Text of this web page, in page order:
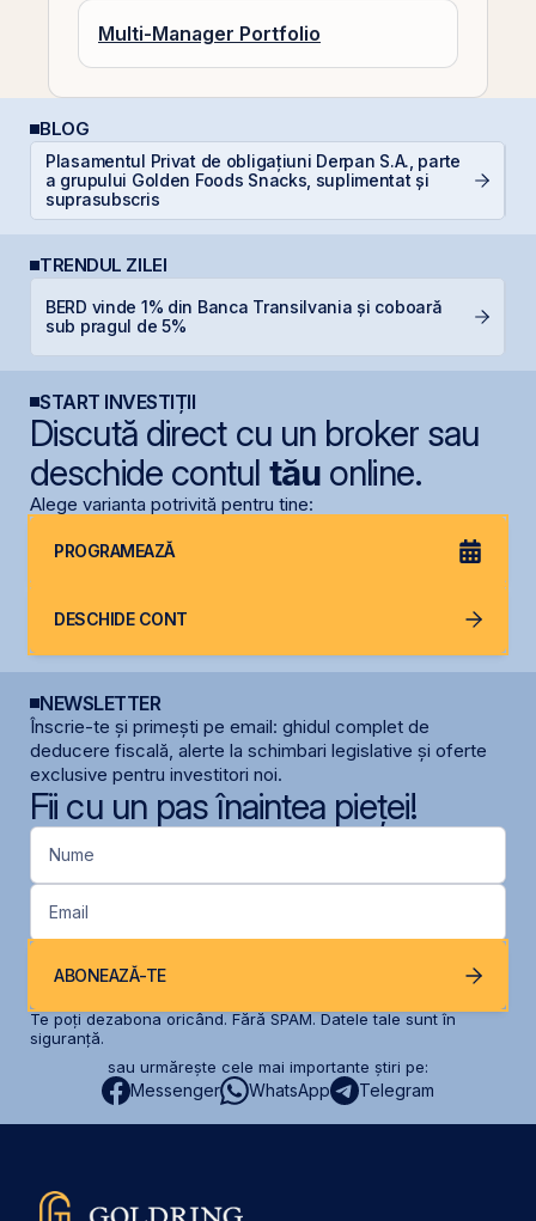
Multi-Manager Portfolio
BLOG
Plasamentul Privat de obligațiuni Derpan S.A., parte
a grupului Golden Foods Snacks, suplimentat și
suprasubscris
TRENDUL ZILEI
BERD vinde 1% din Banca Transilvania și coboară
sub pragul de 5%
START INVESTIȚII
Discută direct cu un broker sau
deschide contul tăuonline.
Alege varianta potrivită pentru tine:
PROGRAMEAZĂ
DESCHIDE CONT
NEWSLETTER
Înscrie-te și primești pe email: ghidul complet de
deducere fiscală, alerte la schimbari legislative și oferte
exclusive pentru investitori noi.
Fii cu un pas înaintea pieței!
Nume
Email
ABONEAZĂ-TE
Te poți dezabona oricând. Fără SPAM. Datele tale sunt în
siguranță.
sau urmărește cele mai importante știri pe:
Messenger WhatsApp Telegram